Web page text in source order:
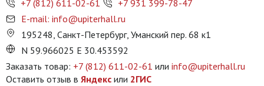
+7 (812) 611-02-61
+7 931 399-78-47
E-mail: info@upiterhall.ru
195248, Санкт-Петербург, Уманский пер. 68 к1
N 59.966025 E 30.453592
Заказать товар: +7 (812) 611-02-61 или info@upiterhall.ru
Оставить отзыв в Яндекс или 2ГИС